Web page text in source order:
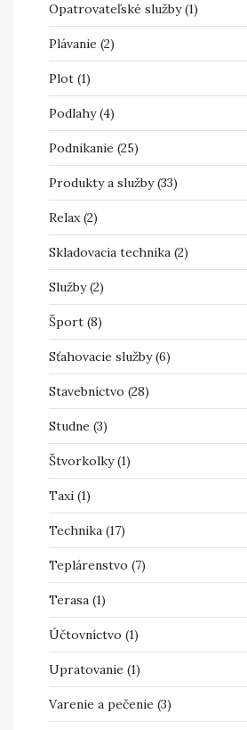
Opatrovateľské služby(1)
Plávanie (2)
Plot (1)
Podlahy(4)
Podnikanie (25)
Produkty a služby(33)
Relax(2)
Skladovacia technika (2)
Služby(2)
Šport (8)
Sťahovacie služby(6)
Stavebníctvo (28)
Studne (3)
Štvorkolky(1)
Taxi (1)
Technika (17)
Teplárenstvo (7)
Terasa (1)
Účtovníctvo (1)
Upratovanie (1)
Varenie a pečenie (3)